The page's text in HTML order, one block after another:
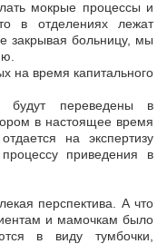
мокрые процессы и
в отделениях лежат
закрывая больницу, мы
на время капитального
переведены в
в настоящее время
на экспертизу
приведения в
перспектива. А что
и мамочкам было
в виду тумбочки,